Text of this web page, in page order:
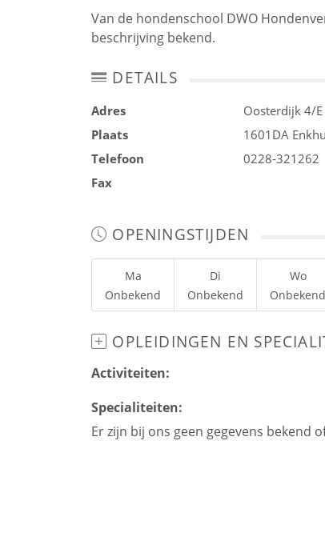
Van de hondenschool DWO
beschrijving bekend.
DETAILS
Adres
Oosterdijk 4/E
Plaats
1601DA
Telefoon
0228-321262
Fax
OPENINGSTIJDEN
Ma
Onbekend
Di
Onbekend
Wo
Onbekend
OPLEIDINGEN EN
Activiteiten:
Specialiteiten:
Er zijn bij ons geen gegevens bekend